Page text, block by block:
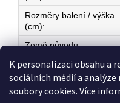
K personalizaci obsahu a
sociálních médií a
soubory cookies. Více
Rozměry balení / výška
(cm):
Země původu: